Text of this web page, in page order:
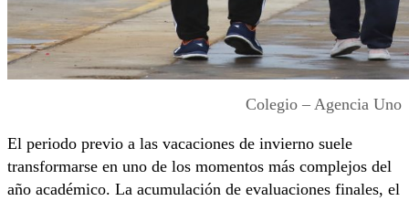
Colegio – Agencia Uno
El periodo previo a las vacaciones de invierno suele
transformarse en uno de los momentos más complejos del
año académico. La acumulación de evaluaciones finales, el